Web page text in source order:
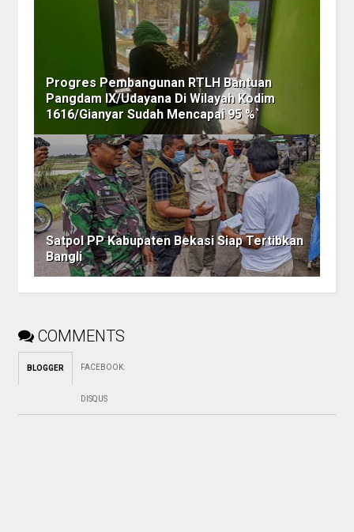
Progres Pembangunan RTLH Bantuan
Pangdam IX/Udayana Di Wilayah Kodim
1616/Gianyar Sudah Mencapai 95 %`
Satpol PP Kabupaten Bekasi Siap Tertibkan
Bangli
COMMENTS
BLOGGER FACEBOOK:
DISQUS